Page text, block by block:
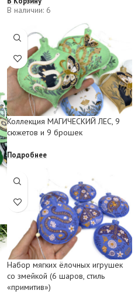
В наличии: 6
Коллекция МАГИЧЕСКИЙ ЛЕС, 9
сюжетов и 9 брошек
Подробнее
Набор мягких ёлочных игрушек
со змейкой (6 шаров, стиль
«примитив»)